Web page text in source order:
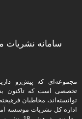
سامانه
مجموعه‌ای که پیش‌رو
تخصصی است که تاکنون
توانسته‌اند، مخاطبان
اداره كل نشریات موسسه